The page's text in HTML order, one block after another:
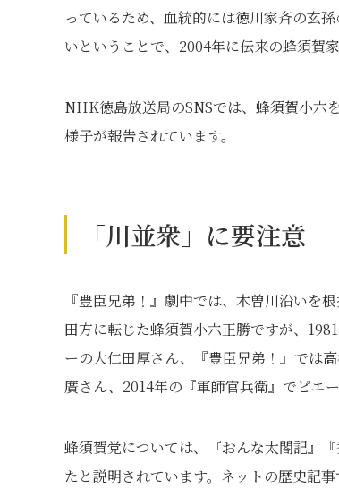
っているため、血統的には徳川家斉の玄
いということで、2004年に伝来の蜂須賀
NHK徳島放送局のSNSでは、蜂須賀小六
様子が報告されています。
「川並衆」に要注意
『豊臣兄弟！』劇中では、木曽川沿いを
田方に転じた蜂須賀小六正勝ですが、
ーの大仁田厚さん、『豊臣兄弟！』では
廣さん、2014年の『軍師官兵衛』でピエ
蜂須賀党については、『おんな太閤記』
たと説明されています。ネットの歴史記